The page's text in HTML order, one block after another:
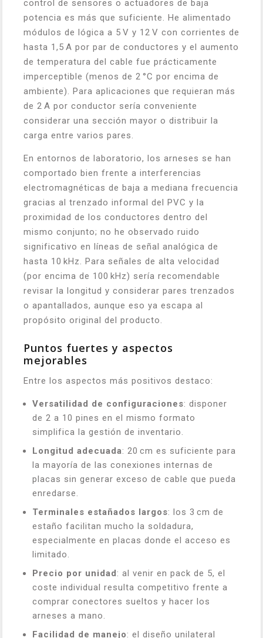
control de sensores o actuadores de baja
potencia es más que suficiente. He alimentado
módulos de lógica a 5 V y 12 V con corrientes de
hasta 1,5 A por par de conductores y el aumento
de temperatura del cable fue prácticamente
imperceptible (menos de 2 °C por encima de
ambiente). Para aplicaciones que requieran más
de 2 A por conductor sería conveniente
considerar una sección mayor o distribuir la
carga entre varios pares.
En entornos de laboratorio, los arneses se han
comportado bien frente a interferencias
electromagnéticas de baja a mediana frecuencia
gracias al trenzado informal del PVC y la
proximidad de los conductores dentro del
mismo conjunto; no he observado ruido
significativo en líneas de señal analógica de
hasta 10 kHz. Para señales de alta velocidad
(por encima de 100 kHz) sería recomendable
revisar la longitud y considerar pares trenzados
o apantallados, aunque eso ya escapa al
propósito original del producto.
Puntos fuertes y aspectos
mejorables
Entre los aspectos más positivos destaco:
Versatilidad de configuraciones: disponer
de 2 a 10 pines en el mismo formato
simplifica la gestión de inventario.
Longitud adecuada: 20 cm es suficiente para
la mayoría de las conexiones internas de
placas sin generar exceso de cable que pueda
enredarse.
Terminales estañados largos: los 3 cm de
estaño facilitan mucho la soldadura,
especialmente en placas donde el acceso es
limitado.
Precio por unidad: al venir en pack de 5, el
coste individual resulta competitivo frente a
comprar conectores sueltos y hacer los
arneses a mano.
Facilidad de manejo: el diseño unilateral